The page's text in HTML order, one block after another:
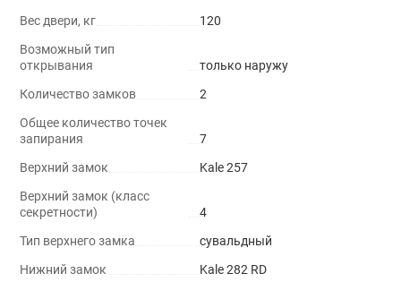
Вес двери, кг
120
Возможный тип
открывания
только наружу
Количество замков
2
Общее количество точек
запирания
7
Верхний замок
Kale 257
Верхний замок (класс
секретности)
4
Тип верхнего замка
сувальдный
Нижний замок
Kale 282 RD